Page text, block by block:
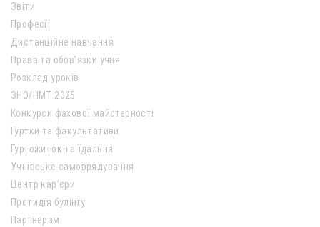
Звіти
Професії
Дистанційне навчання
Права та обов’язки учня
Розклад уроків
ЗНО/НМТ 2025
Конкурси фахової майстерності
Гуртки та факультативи
Гуртожиток та їдальня
Учнівське самоврядування
Центр кар’єри
Протидія булінгу
Партнерам